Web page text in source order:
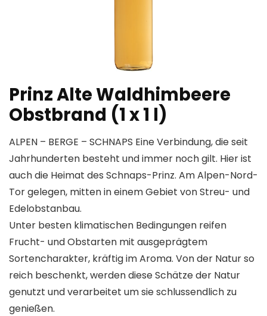
Prinz Alte Waldhimbeere
Obstbrand (1 x 1 l)
ALPEN – BERGE – SCHNAPS Eine Verbindung, die seit
Jahrhunderten besteht und immer noch gilt. Hier ist
auch die Heimat des Schnaps-Prinz. Am Alpen-Nord-
Tor gelegen, mitten in einem Gebiet von Streu- und
Edelobstanbau.
Unter besten klimatischen Bedingungen reifen
Frucht- und Obstarten mit ausgeprägtem
Sortencharakter, kräftig im Aroma. Von der Natur so
reich beschenkt, werden diese Schätze der Natur
genutzt und verarbeitet um sie schlussendlich zu
genießen.